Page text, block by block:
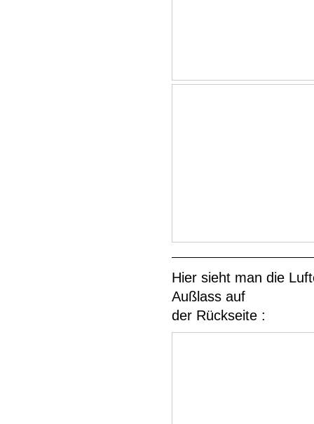
Hier sieht man die
Außlass auf
der Rückseite :